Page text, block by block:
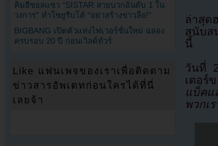
ล่าสุ
สนับส
นี้
วันที่
เตอร์
แบ็คแ
พวกเ
คิมฮีชอลแซว “SISTAR สายบวกอันดับ 1 ใน
วงการ” ทำโซยูรีบโต้ “อย่าสร้างข่าวลือ!”
BIGBANG เปิดตัวแท่งไฟเวอร์ชั่นใหม่ ฉลอง
ครบรอบ 20 ปี ก่อนเวิลด์ทัวร์
Like แฟนเพจของเราเพื่อติดตาม
ข่าวสารอัพเดทก่อนใครได้ที่นี่
เลยจ้า